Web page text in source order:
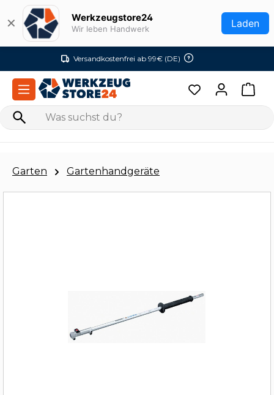
Zum Hauptinhalt springen
✕ Werkzeugstore24
Wir leben Handwerk Laden
Versandkostenfrei ab 99€ (DE)
Garten Gartenhandgeräte